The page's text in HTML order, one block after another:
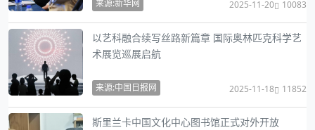
来源:新华网 2025-11-20 10083
以艺科融合续写丝路新篇章 国际奥林匹克科学艺
术展览巡展启航
来源:中国日报网 2025-11-18 11852
斯里兰卡中国文化中心图书馆正式对外开放